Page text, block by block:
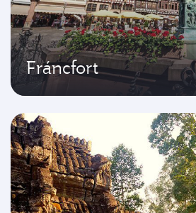
Fráncfort